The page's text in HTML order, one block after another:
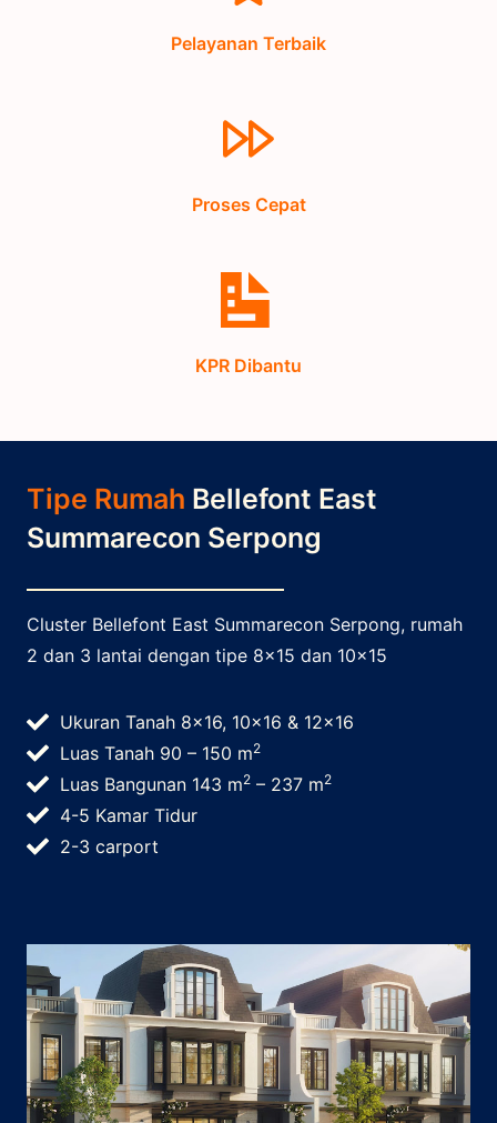
Pelayanan Terbaik
Proses Cepat
KPR Dibantu
Tipe Rumah Bellefont East
Summarecon Serpong
Cluster Bellefont East Summarecon Serpong, rumah
2 dan 3 lantai dengan tipe 8×15 dan 10×15
Ukuran Tanah 8×16, 10×16 & 12×16
Luas Tanah 90 – 150 m2
Luas Bangunan 143 m2 – 237 m2
4-5 Kamar Tidur
2-3 carport